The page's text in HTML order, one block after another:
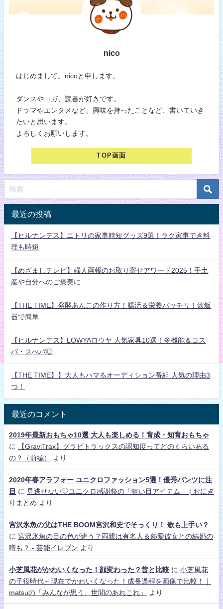
nico
はじめまして。nicoと申します。
ダンスやヨガ、読書が好きです。
ドラマやエンタメなど、興味を持ったことなど、書いていき
たいと思います。
よろしくお願いします。
TOP画面
最近の投稿
【ヒルナンデス】ニトリの家事時短グッズ9選！ラク家事でき料
理も時短
【めざましテレビ】婦人画報のお取り寄せアワード2025！手土
産や自分へのご褒美に
【THE TIME】発酵あんこの作り方！腸活＆栄養バッチリ！炊飯
器で簡単
【ヒルナンデス】LOWYAロウヤ 人気家具10選！多機能＆コス
パ・スぺパ◎
【THE TIME】】大人もハマるオーディション番組 人気の理由3
つ！
最近のコメント
2019年最新おもちゃ10選 大人も楽しめる！育成・知育おもちゃ
に
【GraviTrax】グラビトラックスの認知度ってどのくらいある
の？（前編）
より
2020年春アラフォー ユニクロファッション5選！優秀パンツに注
目 に
見逃せない♡ユニクロ感謝祭の「狙い目アイテム」 | おにぎ
りまとめ より
宮沢氷魚の父はTHE BOOM宮沢和史でそっくり！ 歌も上手い？
に 宮沢氷魚の目の色が違う？両親は有名人＆熱愛彼女との結婚の
噂も？ - 芸能イレブン より
小芝風花がかわいくなった！顔変わった？昔と比較 に 小芝風花
の子役時代～現在でかわいくなった！成長過程を画像で比較！｜
matsuの「みんなが思う、世間のあれこれ」
より